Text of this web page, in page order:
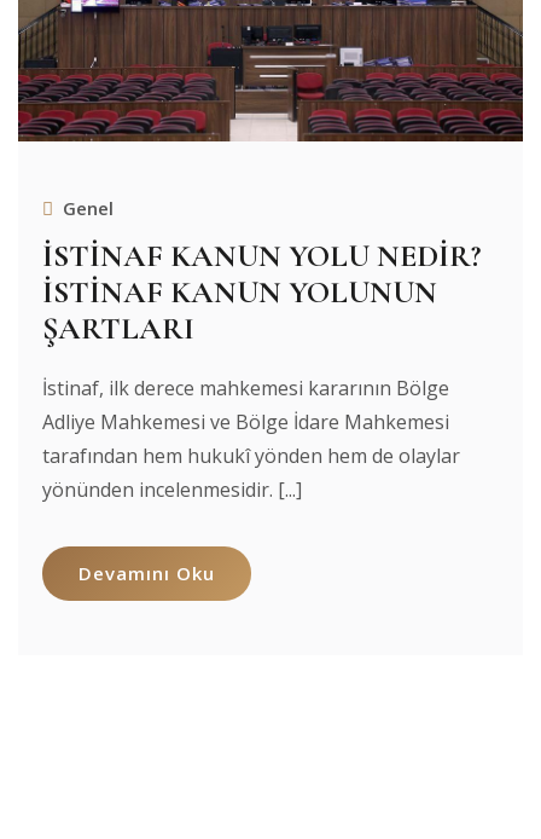
Genel
İSTİNAF KANUN YOLU NEDİR?
İSTİNAF KANUN YOLUNUN
ŞARTLARI
İstinaf, ilk derece mahkemesi kararının Bölge
Adliye Mahkemesi ve Bölge İdare Mahkemesi
tarafından hem hukukî yönden hem de olaylar
yönünden incelenmesidir. [...]
Devamını Oku